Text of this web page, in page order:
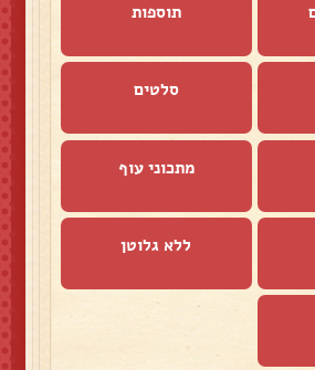
תוספות
סלטים
מתכוני עוף
ללא גלוטן